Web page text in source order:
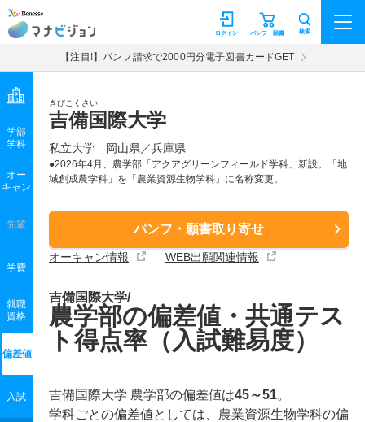
マナビジョン パンフ・願書
ログイン 検索
【注目!】パンフ請求で2000円分電子図書カードGET
きびこくさい
吉備国際大学
私立大学 岡山県／兵庫県
●2026年4月、農学部「アクアグリーンフィールド学科」新設。「地
域創成農学科」を「農業資源生物学科」に名称変更。
パンフ・願書取り寄せ
オーキャン情報 WEB出願関連情報
学部
学科
オー
キャン
先輩
学費
就職
資格
偏差値
入試
吉備国際大学/
農学部の偏差値・共通テス
ト得点率（入試難易度）
吉備国際大学 農学部の偏差値は45～51。
学科ごとの偏差値としては、農業資源生物学科の偏